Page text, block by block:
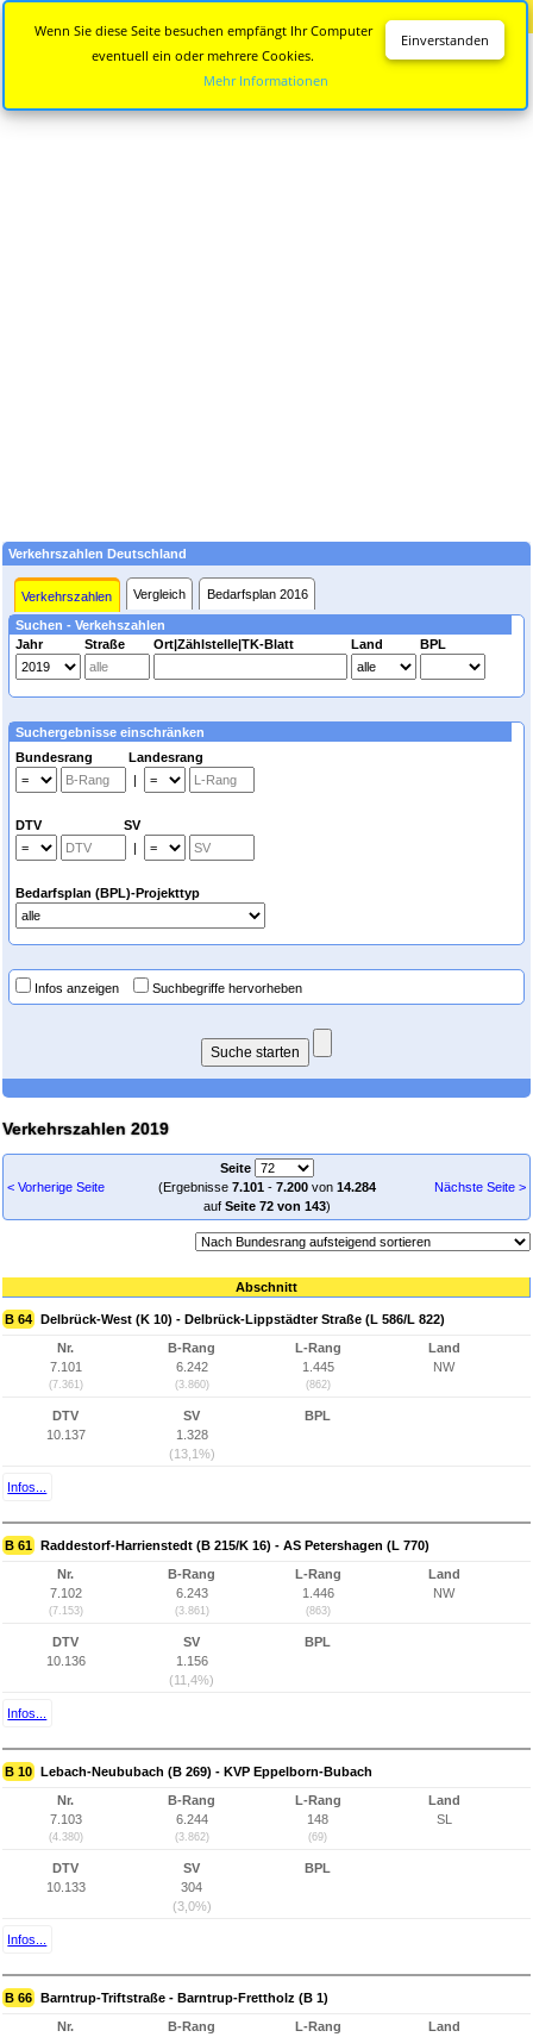
Verkehrszahlen Deutschland
Verkehrszahlen Vergleich Bedarfsplan 2016
Suchen - Verkehszahlen
Jahr
Straße Ort|Zählstelle|TK-Blatt Land BPL
Suchergebnisse einschränken
Bundesrang Landesrang
|
DTV SV
|
Bedarfsplan (BPL)-Projekttyp
Infos anzeigen Suchbegriffe hervorheben
Verkehrszahlen 2019
< Vorherige Seite
Seite
(Ergebnisse 7.101- 7.200von 14.284
auf Seite 72 von 143)
Nächste Seite >
Abschnitt
B 64 Delbrück-West (K 10) - Delbrück-Lippstädter Straße (L 586/L 822)
Nr.
7.101
(7.361)
B-Rang
6.242
(3.860)
L-Rang
1.445
(862)
Land
NW
DTV
10.137
SV
1.328
(13,1%)
BPL
Infos...
B 61 Raddestorf-Harrienstedt (B 215/K 16) - AS Petershagen (L 770)
Nr.
7.102
(7.153)
B-Rang
6.243
(3.861)
L-Rang
1.446
(863)
Land
NW
DTV
10.136
SV
1.156
(11,4%)
BPL
Infos...
B 10 Lebach-Neububach (B 269) - KVP Eppelborn-Bubach
Nr.
7.103
(4.380)
B-Rang
6.244
(3.862)
L-Rang
148
(69)
Land
SL
DTV
10.133
SV
304
(3,0%)
BPL
Infos...
B 66 Barntrup-Triftstraße - Barntrup-Frettholz (B 1)
Nr.
B-Rang
L-Rang
Land
Einverstanden
Wenn Sie diese Seite besuchen empfängt Ihr Computer
eventuell ein oder mehrere Cookies.
Mehr Informationen